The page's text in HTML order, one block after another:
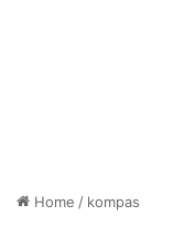
Home / kompas